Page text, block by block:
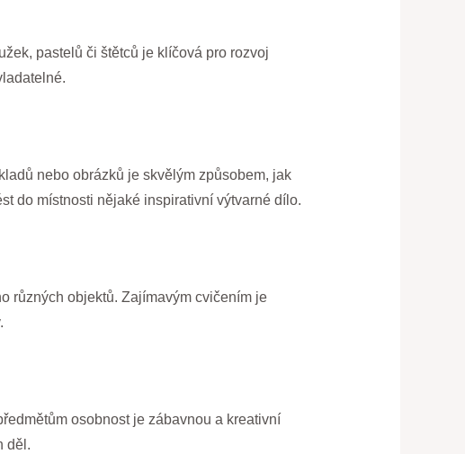
pastelů či štětců je klíčová pro rozvoj
nebo obrázků je skvělým způsobem, jak
do místnosti nějaké inspirativní výtvarné dílo.
různých objektů. Zajímavým cvičením je
osobnost je zábavnou a kreativní
děl.